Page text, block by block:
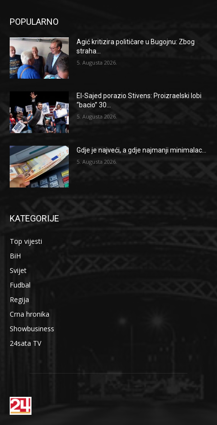
POPULARNO
Agić kritizira političare u Bugojnu: Zbog
straha...
5. Augusta 2026.
El-Sajed porazio Stivens: Proizraelski lobi
“bacio” 30...
5. Augusta 2026.
Gdje je najveći, a gdje najmanji minimalac...
5. Augusta 2026.
KATEGORIJE
Top vijesti
BiH
Svijet
Fudbal
Regija
Crna hronika
Showbusiness
24sata TV